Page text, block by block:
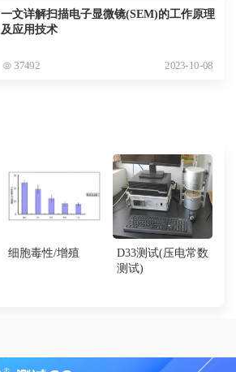
一文详解扫描电子显微镜(SEM)的工作原理
及应用技术
37492 2023-10-08
细胞毒性/增殖
D33测试(压电常数
测试)